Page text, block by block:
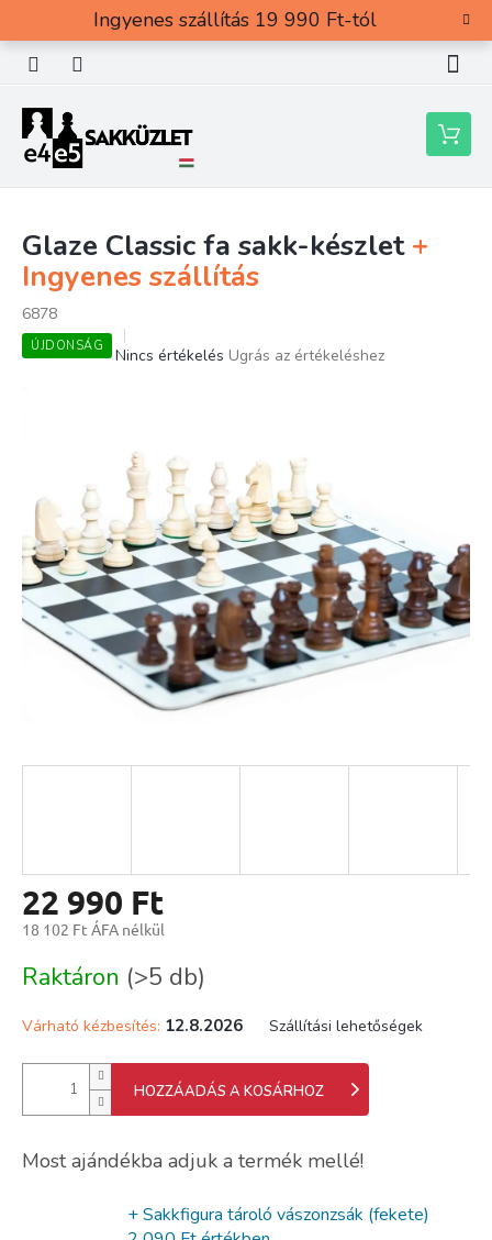
tartalomhoz
Ingyenes szállítás 19 990 Ft-tól
Kosár
Glaze Classic fa sakk-készlet +
Ingyenes szállítás
6878
ÚJDONSÁG
A
ből
0,0
csillag.
Nincs értékelés Ugrás az értékeléshez
22 990 Ft
18 102 Ft ÁFA nélkül
Raktáron (>5 db)
Várható kézbesítés: 12.8.2026 Szállítási lehetőségek
HOZZÁADÁS A KOSÁRHOZ
Most ajándékba adjuk a termék mellé!
+ Sakkfigura tároló vászonzsák (fekete)